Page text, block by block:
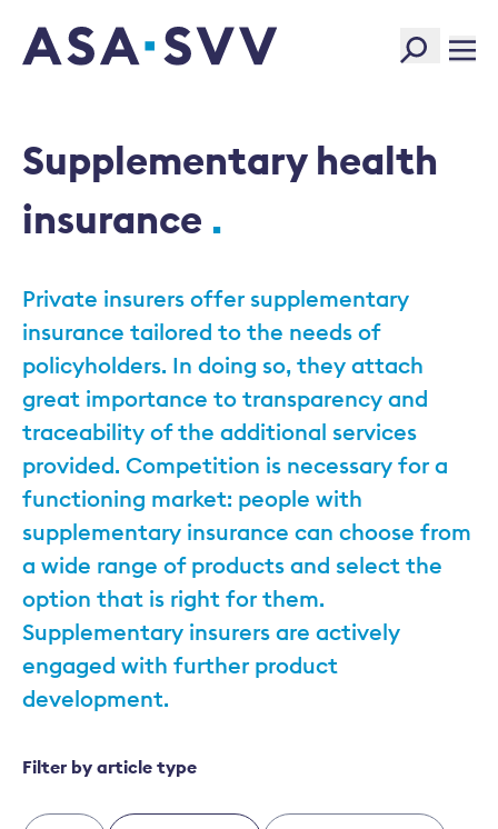
SVV Logo
Supplementary health
insurance
Private insurers offer supplementary
insurance tailored to the needs of
policyholders. In doing so, they attach
great importance to transparency and
traceability of the additional services
provided. Competition is necessary for a
functioning market: people with
supplementary insurance can choose from
a wide range of products and select the
option that is right for them.
Supplementary insurers are actively
engaged with further product
development.
Filter by article type